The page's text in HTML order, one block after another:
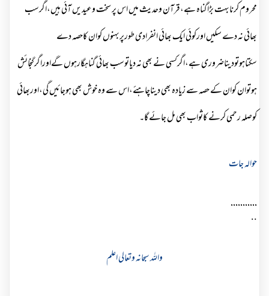
محروم کرنابہت بڑاگناہ ہے،قرآن وحدیث میں اس پر سخت وعیدیں آئی ہیں،اگرسب
بھائی نہ دے سکیں اورکوئی ایک بھائی انفرادی طورپربہنوں کوان کاحصہ دے
سکتاہوتودیناضروری ہے،اگرکسی نے بھی نہ دیاتوسب بھائی گناہگارہوں گےاوراگرگنجائش
ہوتوان کوان کے حصہ سے زیادہ بھی دیناچاہئے،اس سے وہ خوش بھی ہوجائیں گی،اوربھائی
کوصلہ رحمی کرنے کاثواب بھی مل جائے گا۔
حوالہ جات
...........
..
واللہ سبحانہ وتعالی اعلم